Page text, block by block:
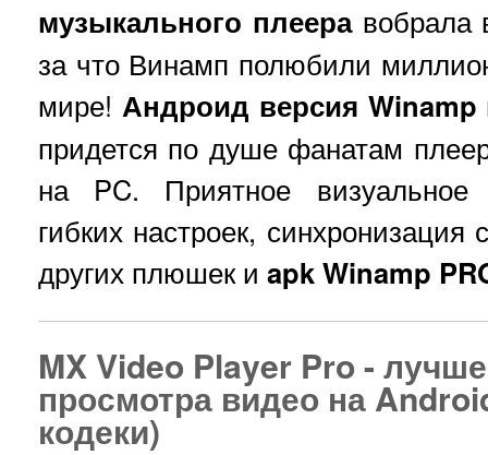
музыкального плееравобрала
за что Винамп полюбили
мире! Андроид версия Winamp
придется по душе фанатам
на PC. Приятное визуальное
гибких настроек,
других плюшек и apk Winamp
MX Video Player Pro -
просмотра видео на
кодеки)